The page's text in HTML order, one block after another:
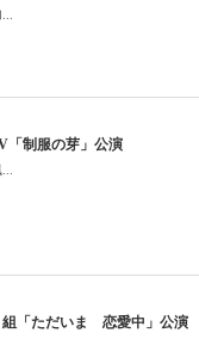
「制服の芽」公演
組「ただいま 恋愛中」公演